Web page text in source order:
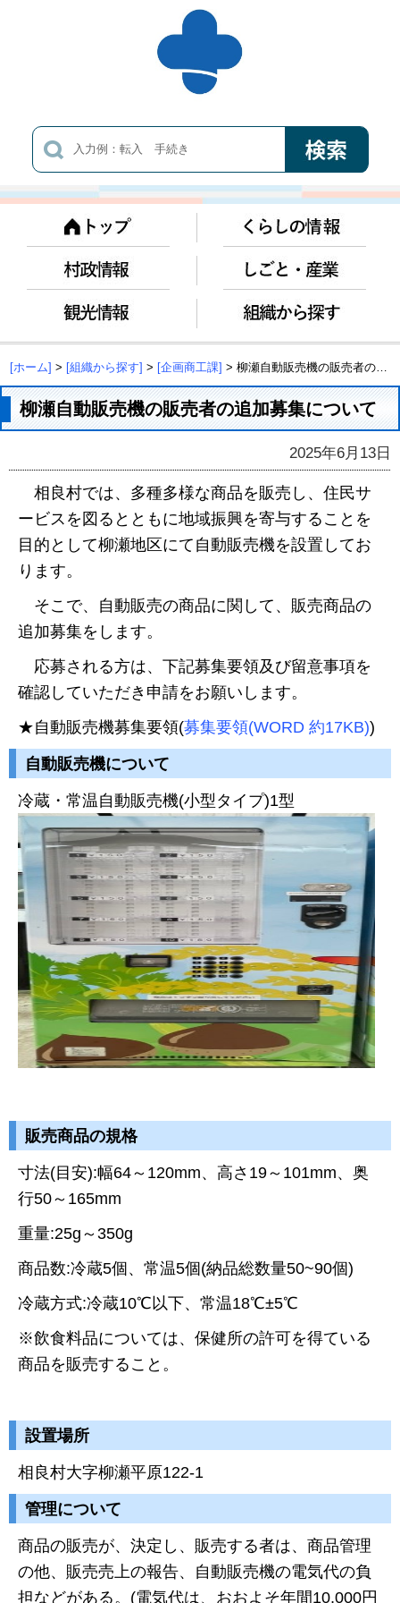
[ホーム] > [組織から探す] > [企画商工課] > 柳瀬自動販売機の販売者の追加募集について
柳瀬自動販売機の販売者の追加募集について
2025年6月13日
相良村では、多種多様な商品を販売し、住民サ
ービスを図るとともに地域振興を寄与することを
目的として柳瀬地区にて自動販売機を設置してお
ります。
そこで、自動販売の商品に関して、販売商品の
追加募集をします。
応募される方は、下記募集要領及び留意事項を
確認していただき申請をお願いします。
★自動販売機募集要領(募集要領(WORD 約17KB))
自動販売機について
冷蔵・常温自動販売機(小型タイプ)1型
販売商品の規格
寸法(目安):幅64～120mm、高さ19～101mm、奥
行50～165mm
重量:25g～350g
商品数:冷蔵5個、常温5個(納品総数量50~90個)
冷蔵方式:冷蔵10℃以下、常温18℃±5℃
※飲食料品については、保健所の許可を得ている
商品を販売すること。
設置場所
相良村大字柳瀬平原122-1
管理について
商品の販売が、決定し、販売する者は、商品管理
の他、販売売上の報告、自動販売機の電気代の負
担などがある。(電気代は、おおよそ年間10,000円